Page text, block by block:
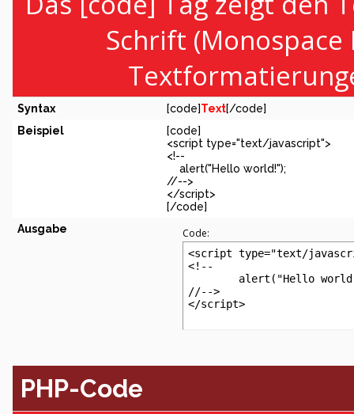
Schrift
Syntax [code]Text[/code]
Beispiel
[code]
<script type="text/javascript">
<!--
alert("Hello world!");
//-->
</script>
[/code]
Ausgabe
Code:
<script type="text/
<!--
//-->
</script>
PHP-Code